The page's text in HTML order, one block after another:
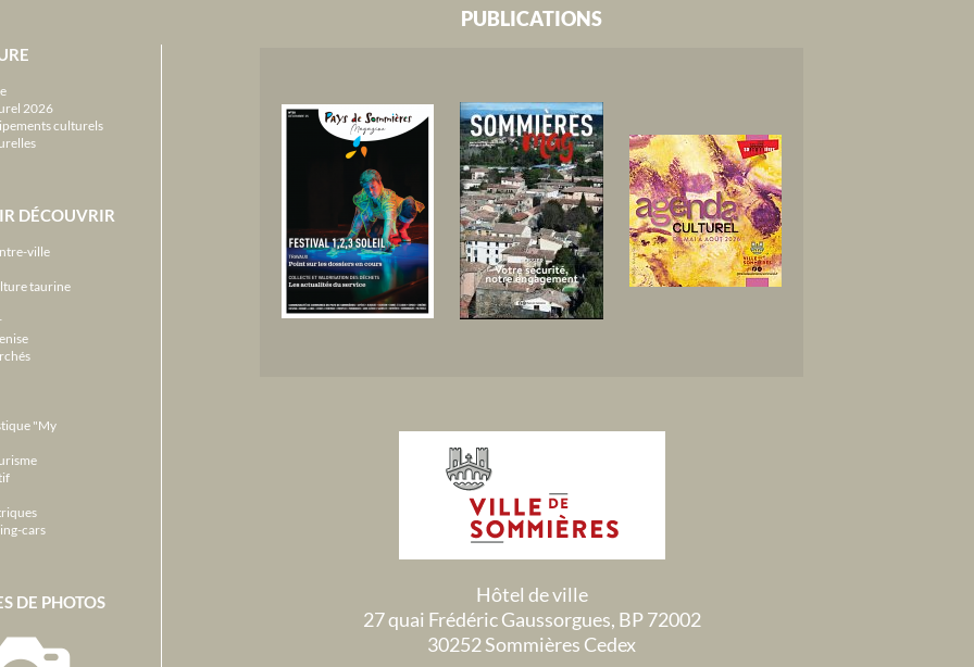
2026
culturels
DÉCOUVRIR
ville
taurine
"My
cars
DE PHOTOS
PUBLICATIONS
Hôtel de ville
27 quai Frédéric Gaussorgues, BP 72002
30252 Sommières Cedex